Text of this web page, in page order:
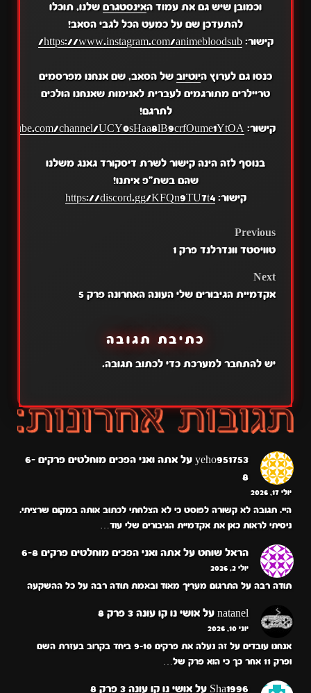
וכמובן שיש גם את עמוד האינסטגרםשלנו, תוכלו
להתעדכן שם על כמעט הכל לגבי הסאב!
קישור:https://www.instagram.com/animebloodsub/
כנסו גם לערוץ היוטיובשל הסאב, שם אנחנו מפרסמים
טריילרים מתורגמים לעברית לאנימות שאנחנו הולכים
לתרגם!
קישור: channel/UCY0sHaa8lB9crfOume1YtOA
בנוסף לזה הינה קישור לשרת דיסקורד גאנג משלנו
שהם בשת"פ איתנו!
קישור:https://discord.gg/KFQn9TU7t4
POST
Previous
טוויסטד וונדרלנד פרק 1
Next
אקדמיית הגיבורים שלי העונה האחרונה פרק 5
כתיבת תגובה
יש להתחבר למערכתכדי לכתוב תגובה.
yeho951753 על
אתה ואני הפכים מוחלטים פרקים 6-
8
יולי 17, 2026
היי. תגובה לא קשורה לפוסט כי לא הצלחתי לכתוב אותה במקום שרציתי.
ניסיתי לראות כאן את אקדמיית הגיבורים שלי עוד…
הראל שוחט על אתה ואני הפכים מוחלטים פרקים 6-8
יולי 2, 2026
תודה רבה על התרגום מעריך מאוד ובאמת תודה רבה על כל ההשקעה
natanel על אושי נו קו עונה 3 פרק 8
יוני 10, 2026
אנחנו עובדים על זה נעלה את פרקים 9-10 ביחד בקרוב בעזרת השם
ופרק 11 אחר כך כי הוא פרק של…
Sha1996 על אושי נו קו עונה 3 פרק 8